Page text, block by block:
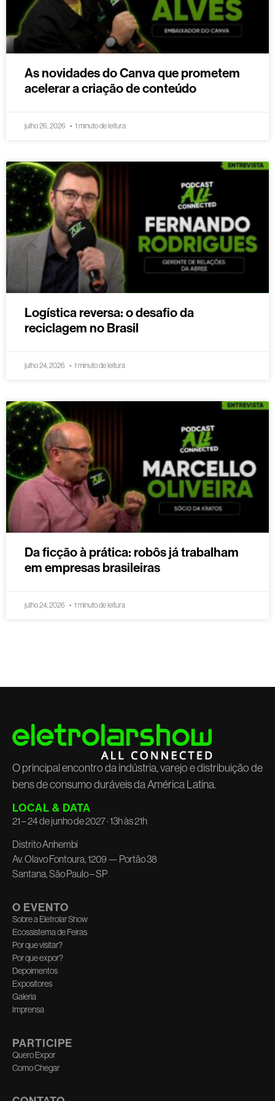
As novidades do Canva que prometem
acelerar a criação de conteúdo
julho 26, 2026 1 minuto de leitura
Logística reversa: o desafio da
reciclagem no Brasil
julho 24, 2026 1 minuto de leitura
Da ficção à prática: robôs já trabalham
em empresas brasileiras
julho 24, 2026 1 minuto de leitura
O principal encontro da indústria, varejo e distribuição de
bens de consumo duráveis da América Latina.
LOCAL & DATA
21 – 24 de junho de 2027 · 13h às 21h
Distrito Anhembi
Av. Olavo Fontoura, 1209 — Portão 38
Santana, São Paulo – SP
O EVENTO
Sobre a Eletrolar Show
Ecossistema de Feiras
Por que visitar?
Por que expor?
Depoimentos
Expositores
Galeria
Imprensa
PARTICIPE
Quero Expor
Como Chegar